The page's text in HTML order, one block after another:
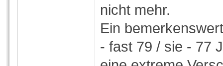
nicht mehr.
Ein
- fast 79 / sie - 77